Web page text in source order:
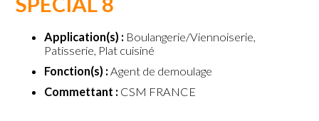
Application(s) : Boulangerie/Viennoiserie,
Patisserie, Plat cuisiné
Fonction(s) : Agent de demoulage
Commettant : CSM FRANCE